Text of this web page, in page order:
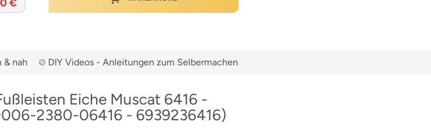
€
& nah DIY Videos - Anleitungen zum Selbermachen
Eiche Muscat 6416 -
2380-06416 - 6939236416)